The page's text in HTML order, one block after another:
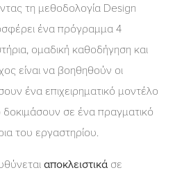
τη μεθοδολογία Design
ένα πρόγραμμα 4
ομαδική καθοδήγηση και
είναι να βοηθηθούν οι
ένα επιχειρηματικό μοντέλο
δοκιμάσουν σε ένα πραγματικό
του εργαστηρίου.
αποκλειστικά σε